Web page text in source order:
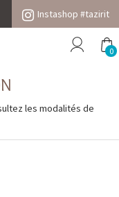
Instashop #tazirit
0
lesmodalités de